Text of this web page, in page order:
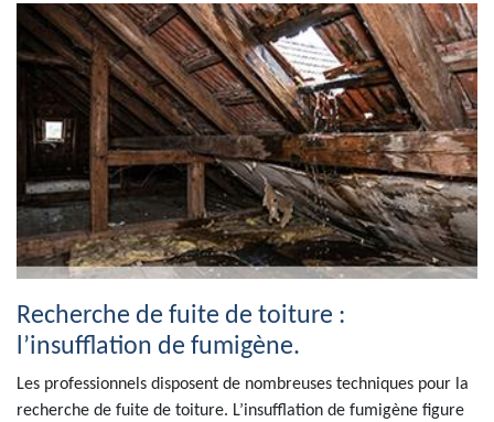
Recherche de fuite de toiture :
l’insufflation de fumigène.
Les professionnels disposent de nombreuses techniques pour la
recherche de fuite de toiture. L’insufflation de fumigène figure